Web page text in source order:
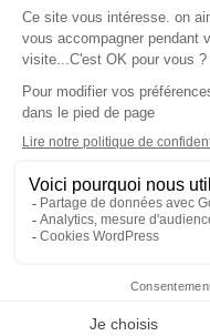
L'application
Les cookies
Gestion des cookies
Crédit photos
Alain Marty